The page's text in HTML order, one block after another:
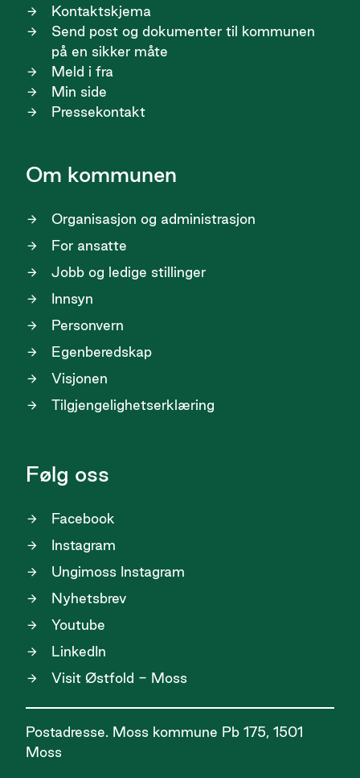
Kontaktskjema
Send post og dokumenter til kommunen
på en sikker måte
Meld i fra
Min side
Pressekontakt
Om kommunen
Organisasjon og administrasjon
For ansatte
Jobb og ledige stillinger
Innsyn
Personvern
Egenberedskap
Visjonen
Tilgjengelighetserklæring
Følg oss
Facebook
Instagram
Ungimoss Instagram
Nyhetsbrev
Youtube
LinkedIn
Visit Østfold - Moss
Postadresse. Moss kommune Pb 175, 1501
Moss